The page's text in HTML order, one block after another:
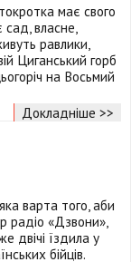
має свого
власне,
равлики,
Циганський горб
на Восьмий
Докладніше >>
варта того, аби
радіо «Дзвони»,
двічі їздила у
бійців.